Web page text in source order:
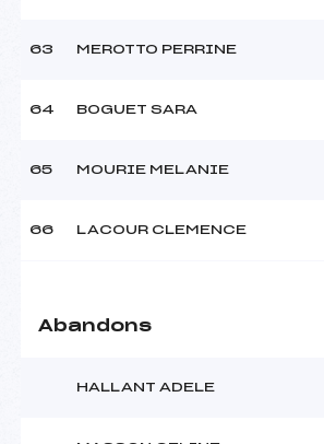
63 MEROTTO PERRINE
64 BOGUET SARA
65 MOURIE MELANIE
66 LACOUR CLEMENCE
Abandons
HALLANT ADELE